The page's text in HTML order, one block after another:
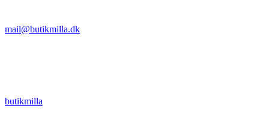
mail@butikmilla.dk
butikmilla